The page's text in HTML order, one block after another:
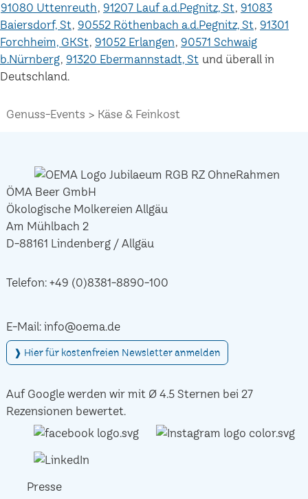
91080 Uttenreuth 91207 Lauf a.d.Pegnitz, St 91083
Baiersdorf, St 90552 Röthenbach a.d.Pegnitz, St 91301
Forchheim, GKSt 91052 Erlangen 90571 Schwaig
b.Nürnberg 91320 Ebermannstadt, St und überall in
Deutschland.
Genuss-Events Käse & Feinkost
ÖMA Beer GmbH
Ökologische Molkereien Allgäu
Am Mühlbach 2
D-88161 Lindenberg / Allgäu
Telefon: +49 (0)8381-8890-100
E-Mail: info@oema.de
❱ Hier für kostenfreien Newsletter anmelden
Auf Google werden wir mit Ø 4.5 Sternen bei 27
Rezensionen bewertet.
Presse